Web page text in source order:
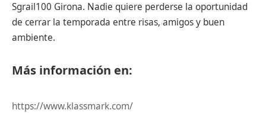
Sgrail100 Girona. Nadie quiere perderse la oportunidad
de cerrar la temporada entre risas, amigos y buen
ambiente.
Más información en:
https://www.klassmark.com/